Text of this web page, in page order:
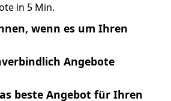
in 5 Min.
wenn es um Ihren
Angebote
beste Angebot für Ihren